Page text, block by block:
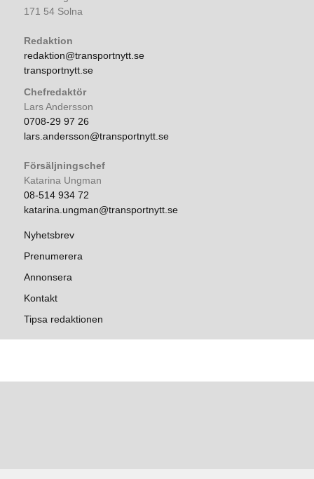
171 54 Solna
Redaktion
redaktion@transportnytt.se
transportnytt.se
Chefredaktör
Lars Andersson
0708-29 97 26
lars.andersson@transportnytt.se
Försäljningschef
Katarina Ungman
08-514 934 72
katarina.ungman@transportnytt.se
Nyhetsbrev
Prenumerera
Annonsera
Kontakt
Tipsa redaktionen